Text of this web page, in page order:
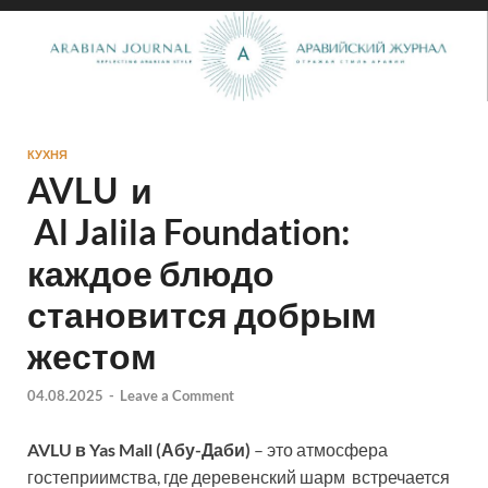
КУХНЯ
AVLU и
Al Jalila Foundation:
каждое блюдо
становится добрым
жестом
04.08.2025 - Leave a Comment
AVLU в Yas Mall (Абу-Даби) – это атмосфера
гостеприимства, где деревенский шарм встречается